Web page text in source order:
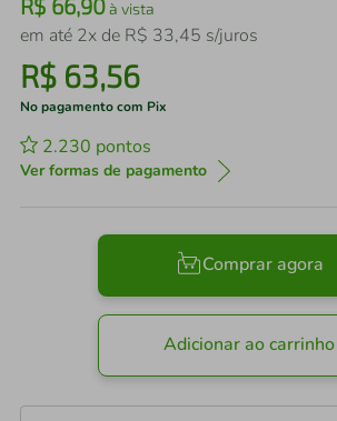
R$ 66,90à vista
em até 2x de R$ 33,45 s/juros
R$ 63,56
No pagamento com Pix
2.230 pontos
Ver formas de pagamento
Comprar agora
Adicionar ao carrinho